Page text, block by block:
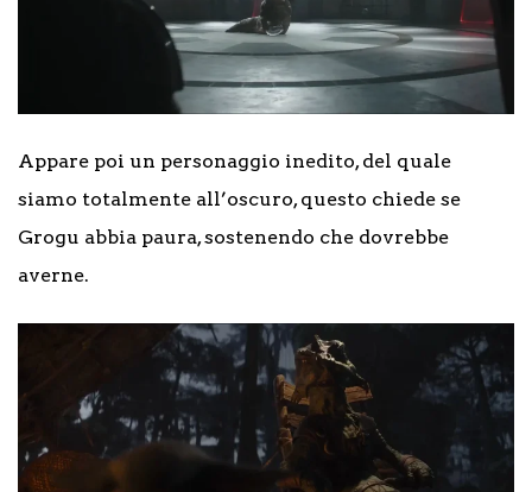
Appare poi un personaggio inedito, del quale
siamo totalmente all’oscuro, questo chiede se
Grogu abbia paura, sostenendo che dovrebbe
averne.